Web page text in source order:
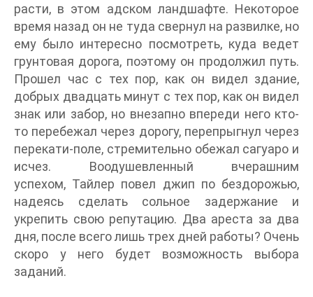
расти, в этом адском ландшафте. Некоторое
время назад он не туда свернул на развилке, но
ему было интересно посмотреть, куда ведет
грунтовая дорога, поэтому он продолжил путь.
Прошел час с тех пор, как он видел здание,
добрых двадцать минут с тех пор, как он видел
знак или забор, но внезапно впереди него кто-
то перебежал через дорогу, перепрыгнул через
перекати-поле, стремительно обежал сагуаро и
исчез. Воодушевленный вчерашним
успехом, Тайлер повел джип по бездорожью,
надеясь сделать сольное задержание и
укрепить свою репутацию. Два ареста за два
дня, после всего лишь трех дней работы? Очень
скоро у него будет возможность выбора
заданий.